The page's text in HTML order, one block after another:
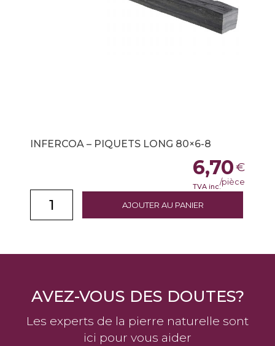
INFERCOA – PIQUETS LONG 80×6-8
AJOUTER AU PANIER
6,70€
TVA inc./pièce
AVEZ-VOUS DES DOUTES?
Les experts de la pierre naturelle sont
ici pour vous aider